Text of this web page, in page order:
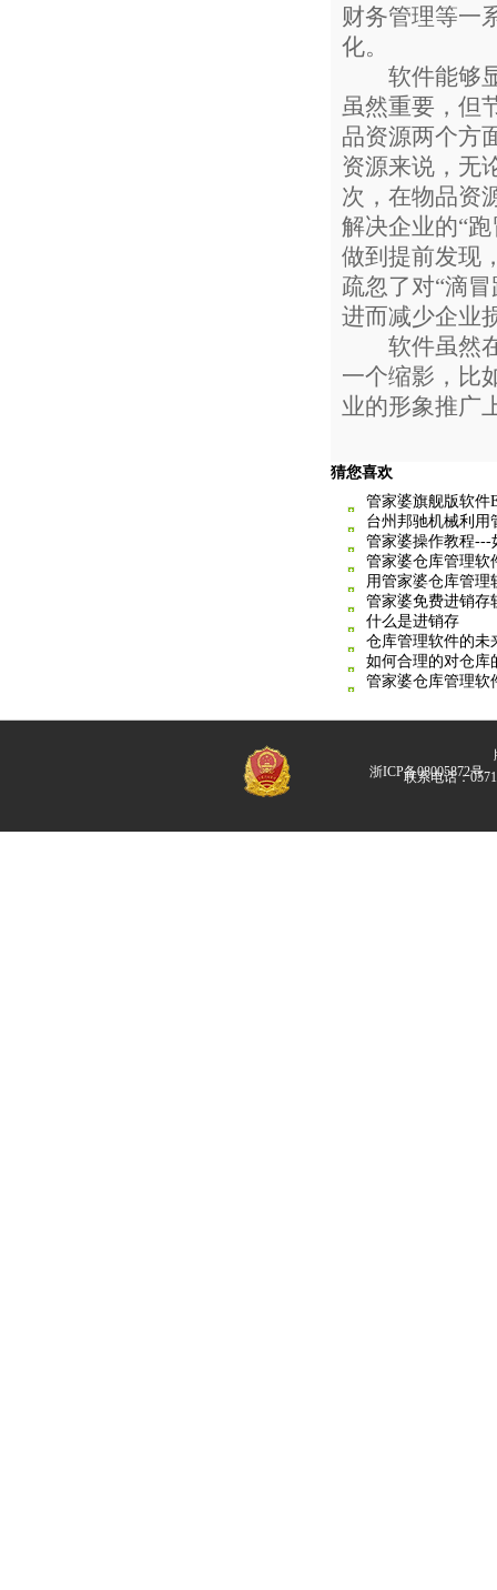
财务管理等一
化。
软件能够显
虽然重要，但
品资源两个方
资源来说，无
次，在物品资
解决企业的“
做到提前发现
疏忽了对“滴
进而减少企业
软件虽然在
一个缩影，比
业的形象推广
猜您喜欢
管家婆旗舰版软件
台州邦驰机械利用
管家婆操作教程---
管家婆仓库管理软
用管家婆仓库管理
管家婆免费进销存
什么是进销存
仓库管理软件的未
如何合理的对仓库
管家婆仓库管理软
浙ICP备08005872号
联系电话：